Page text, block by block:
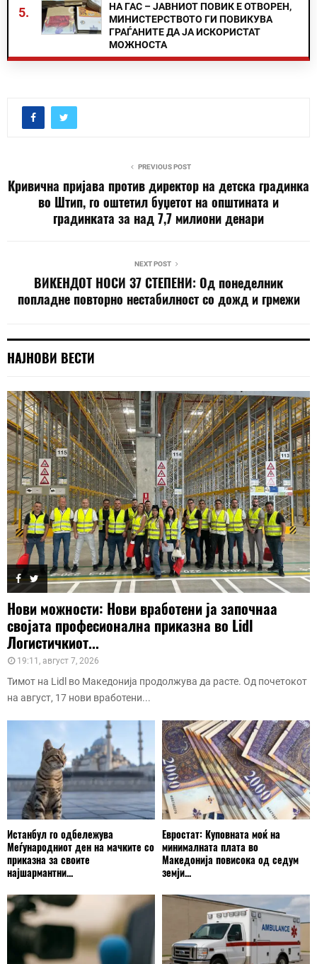
5.
НА ГАС – ЈАВНИОТ ПОВИК Е ОТВОРЕН,
МИНИСТЕРСТВОТО ГИ ПОВИКУВА
ГРАЃАНИТЕ ДА ЈА ИСКОРИСТАТ
МОЖНОСТА
PREVIOUS POST
Кривична пријава против директор на детска градинка
во Штип, го оштетил буџетот на општината и
градинката за над 7,7 милиони денари
NEXT POST
ВИКЕНДОТ НОСИ 37 СТЕПЕНИ: Од понеделник
попладне повторно нестабилност со дожд и грмежи
НАЈНОВИ ВЕСТИ
Нови можности: Нови вработени ја започнаа
својата професионална приказна во Lidl
Логистичкиот...
19:11, август 7, 2026
Тимот на Lidl во Македонија продолжува да расте. Од почетокот
на август, 17 нови вработени...
Истанбул го одбележува
Меѓународниот ден на мачките со
приказна за своите
најшармантни...
Евростат: Куповната моќ на
минималната плата во
Македонија повисока од седум
земји...